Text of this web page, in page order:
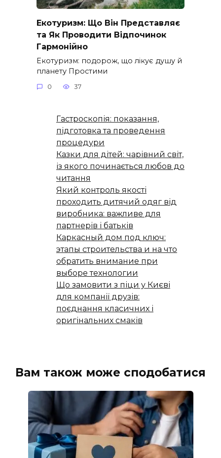
Екотуризм: Що Він Представляє
та Як Проводити Відпочинок
Гармонійно
Екотуризм: подорож, що лікує душу й
планету Простими
0 37
Гастроскопія: показання,
підготовка та проведення
процедури
Казки для дітей: чарівний світ,
із якого починається любов до
читання
Який контроль якості
проходить дитячий одяг від
виробника: важливе для
партнерів і батьків
Каркасный дом под ключ:
этапы строительства и на что
обратить внимание при
выборе технологии
Що замовити з піци у Києві
для компанії друзів:
поєднання класичних і
оригінальних смаків
Вам також може сподобатися